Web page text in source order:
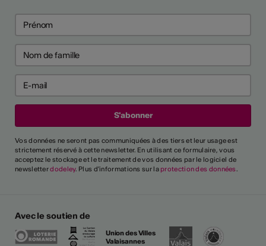
Vos données ne seront pas communiquées à des tiers et leur usage est
strictement réservé à cette newsletter. En utilisant ce formulaire, vous
acceptez le stockage et le traitement de vos données par le logiciel de
newsletterdodeley. Plus d'informations sur la protection des données.
Avec le soutien de
Union des Villes
Valaisannes